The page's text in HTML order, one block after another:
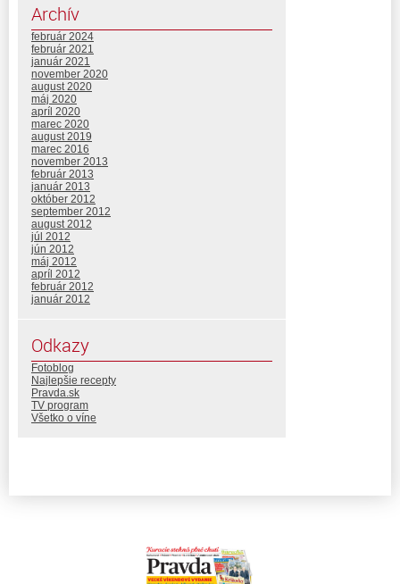
Archív
február 2024
február 2021
január 2021
november 2020
august 2020
máj 2020
apríl 2020
marec 2020
august 2019
marec 2016
november 2013
február 2013
január 2013
október 2012
september 2012
august 2012
júl 2012
jún 2012
máj 2012
apríl 2012
február 2012
január 2012
Odkazy
Fotoblog
Najlepšie recepty
Pravda.sk
TV program
Všetko o víne